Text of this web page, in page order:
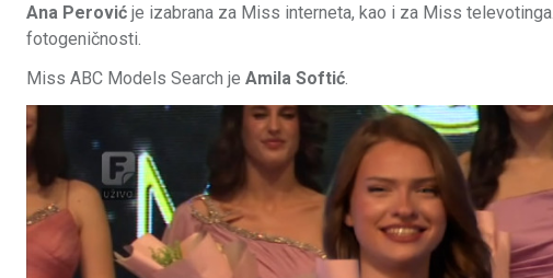
Ana Perović je izabrana za Miss interneta, kao i za Miss televotinga.
fotogeničnosti.
Miss ABC Models Search je Amila Softić